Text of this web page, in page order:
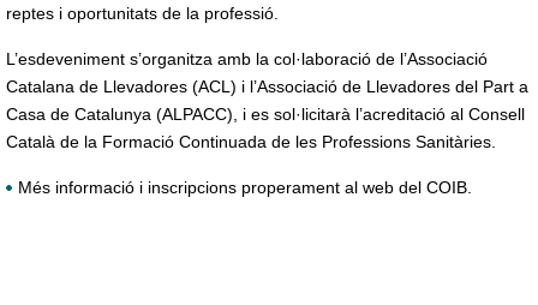
reptes i oportunitats de la professió.
L’esdeveniment s’organitza amb la col·laboració de l’Associació
Catalana de Llevadores (ACL) i l’Associació de Llevadores del Part a
Casa de Catalunya (ALPACC), i es sol·licitarà l’acreditació al Consell
Català de la Formació Continuada de les Professions Sanitàries.
Més informació i inscripcions properament al web del COIB.